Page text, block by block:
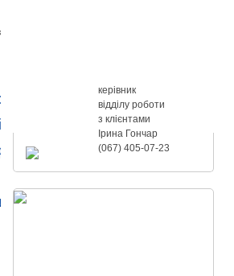
керівник
відділу роботи
з клієнтами
Ірина Гончар
(067) 405-07-23